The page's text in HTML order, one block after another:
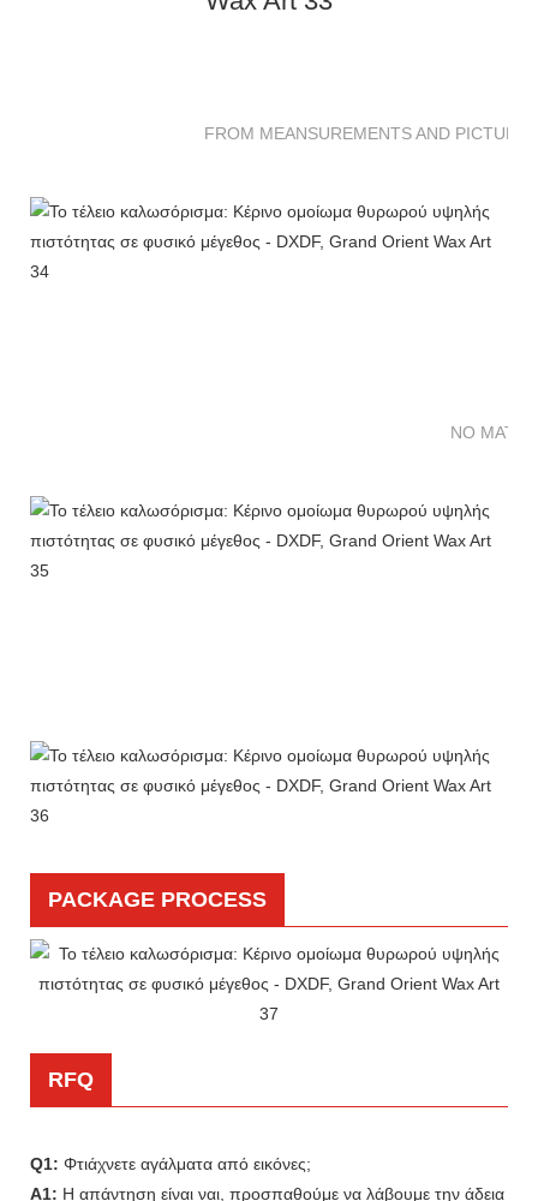
FROM MEANSUREMENTS AND
NO
PACKAGE PROCESS
RFQ
Q1: Φτιάχνετε αγάλματα από εικόνες;
A1: Η απάντηση είναι ναι, προσπαθούμε να λάβουμε την άδεια